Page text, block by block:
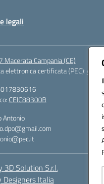
legali
Campania (CE)
elettronica certificata (PEC):
CEIC88300B
Antonio
Solution S.r.l.
Designers Italia